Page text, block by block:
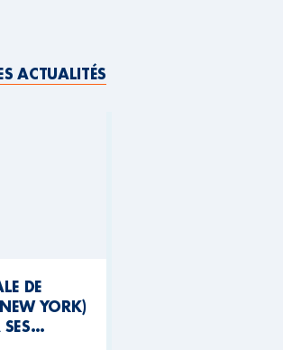
ACTUALITÉS
DE
YORK)